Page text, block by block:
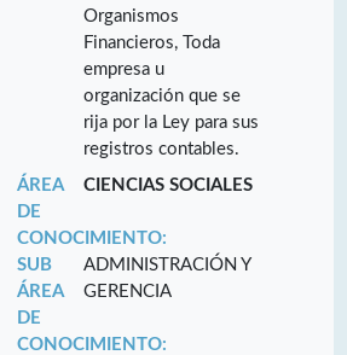
Organismos
Financieros, Toda
empresa u
organización que se
rija por la Ley para sus
registros contables.
ÁREA
DE
CONOCIMIENTO:
CIENCIAS SOCIALES
SUB
ÁREA
DE
CONOCIMIENTO:
ADMINISTRACIÓN Y
GERENCIA